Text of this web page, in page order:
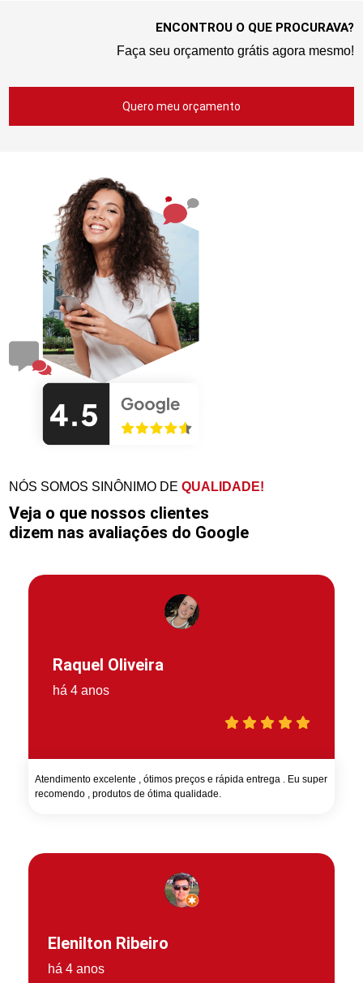
ENCONTROU O QUE PROCURAVA?
Faça seu orçamento grátis agora mesmo!
Quero meu orçamento
NÓS SOMOS SINÔNIMO DEQUALIDADE!
Veja o que nossos clientes
dizem nas avaliações do Google
Raquel Oliveira
há 4 anos
Atendimento excelente , ótimos preços e rápida entrega . Eu super
recomendo , produtos de ótima qualidade.
Elenilton Ribeiro
há 4 anos